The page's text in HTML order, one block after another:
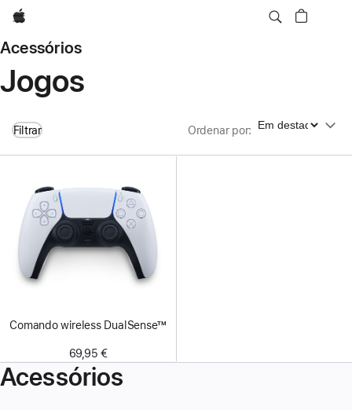
Apple
Acessórios
Jogos
Filtrar Ordenar por: Ordenar por
Comando wireless DualSense™
69,95 €
Acessórios